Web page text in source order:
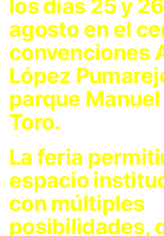
los días 25 y
agosto en el
convenciones
López
parque
Toro.
La feria
espacio
con múltiples
posibilidades,